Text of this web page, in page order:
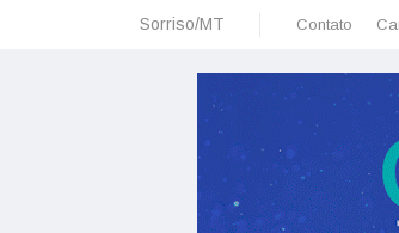
Sorriso/MT Contato